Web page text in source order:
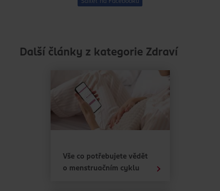
Další články z kategorie Zdraví
Vše co potřebujete vědět
o menstruačním cyklu